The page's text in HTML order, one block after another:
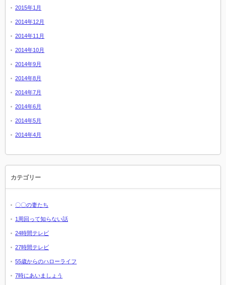
2015年1月
2014年12月
2014年11月
2014年10月
2014年9月
2014年8月
2014年7月
2014年6月
2014年5月
2014年4月
カテゴリー
〇〇の妻たち
1周回って知らない話
24時間テレビ
27時間テレビ
55歳からのハローライフ
7時にあいましょう